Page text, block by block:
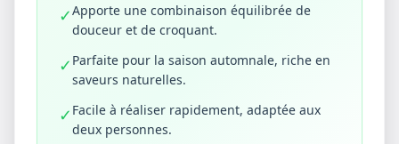
✓Apporte une combinaison équilibrée de
douceur et de croquant.
✓ Parfaite pour la saison automnale, riche en
saveurs naturelles.
✓ Facile à réaliser rapidement, adaptée aux
deux personnes.